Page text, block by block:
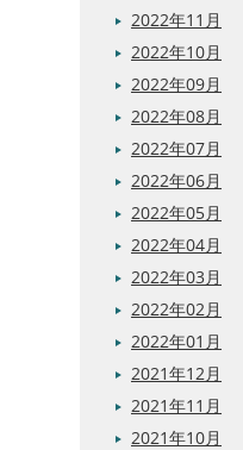
2022年11月
2022年10月
2022年09月
2022年08月
2022年07月
2022年06月
2022年05月
2022年04月
2022年03月
2022年02月
2022年01月
2021年12月
2021年11月
2021年10月